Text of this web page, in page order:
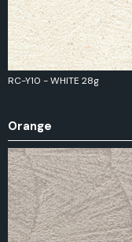
RC-Y10 - WHITE 28g
Orange